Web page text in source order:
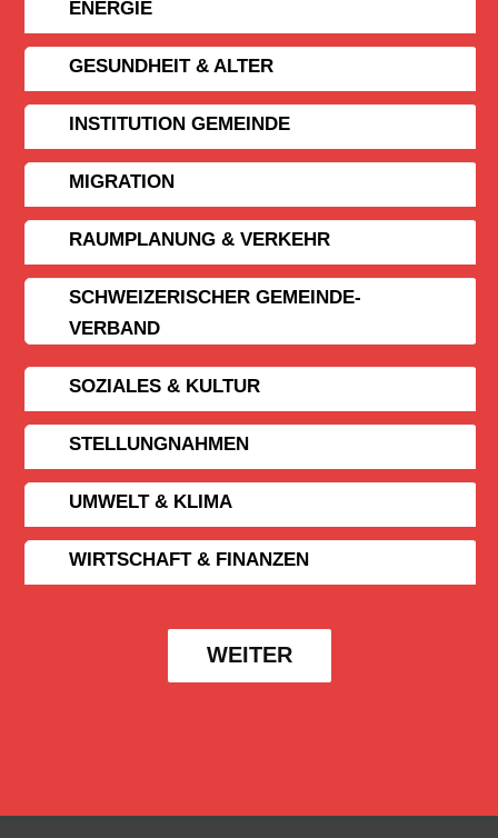
ENERGIE
GESUNDHEIT & ALTER
INSTITUTION GEMEINDE
MIGRATION
RAUMPLANUNG & VERKEHR
SCHWEIZERISCHER GEMEINDE­
VERBAND
SOZIALES & KULTUR
STELLUNGNAHMEN
UMWELT & KLIMA
WIRTSCHAFT & FINANZEN
WEITER